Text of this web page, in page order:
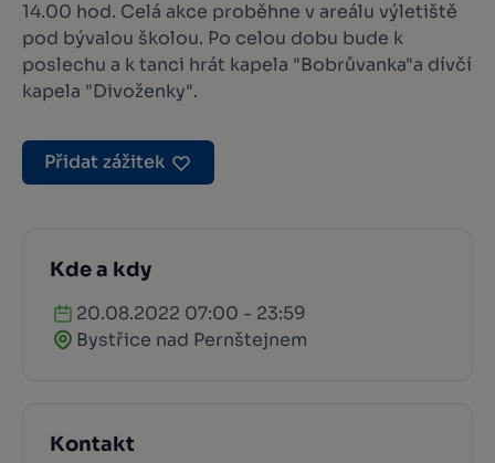
14.00 hod. Celá akce proběhne v areálu výletiště
pod bývalou školou. Po celou dobu bude k
poslechu a k tanci hrát kapela "Bobrůvanka"a dívčí
kapela "Divoženky".
Přidat zážitek
Kde a kdy
20.08.2022 07:00 - 23:59
Bystřice nad Pernštejnem
Kontakt